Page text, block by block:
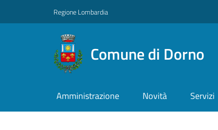
Regione Lombardia
Comune di Dorno
Amministrazione Novità Servizi